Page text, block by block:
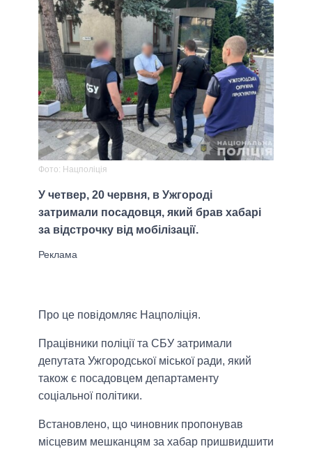
Фото: Нацполіція
У четвер, 20 червня, в Ужгороді
затримали посадовця, який брав хабарі
за відстрочку від мобілізації.
Про це повідомляє Нацполіція.
Працівники поліції та СБУ затримали
депутата Ужгородської міської ради, який
також є посадовцем департаменту
соціальної політики.
Встановлено, що чиновник пропонував
місцевим мешканцям за хабар пришвидшити